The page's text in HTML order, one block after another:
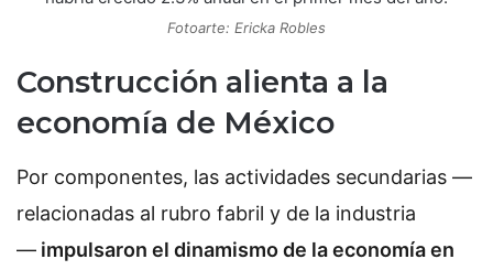
Fotoarte: Ericka Robles
Construcción alienta a la
economía de México
Por componentes, las actividades secundarias —
relacionadas al rubro fabril y de la industria
— impulsaron el dinamismo de la economía en